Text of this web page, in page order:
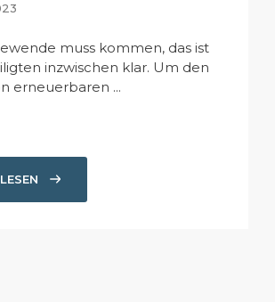
muss kommen, das ist
inzwischen klar. Um den
erneuerbaren ...